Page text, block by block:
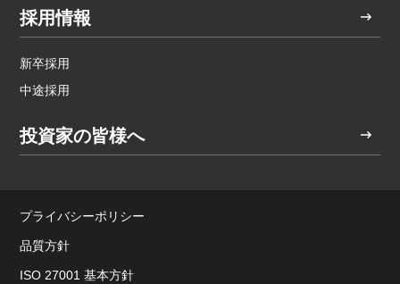
採用情報
新卒採用
中途採用
投資家の皆様へ
プライバシーポリシー
品質方針
ISO 27001 基本方針